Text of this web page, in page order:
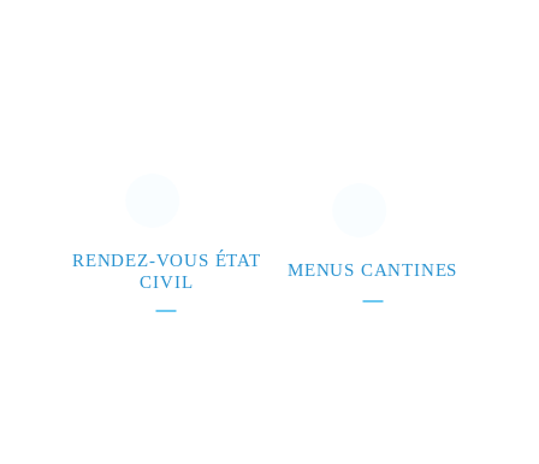
RENDEZ-VOUS ÉTAT
CIVIL
MENUS CANTINES